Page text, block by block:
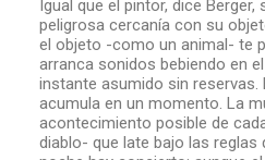
Igual que el pintor, dice
peligrosa cercanía con su
el objeto -como un animal- te
arranca sonidos bebiendo en el
instante asumido sin reservas.
acumula en un momento. La
acontecimiento posible de
diablo- que late bajo las reglas